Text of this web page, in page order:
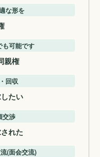
な形を
も可能です
親権
回収
たい
交渉
れた
(面会交流)